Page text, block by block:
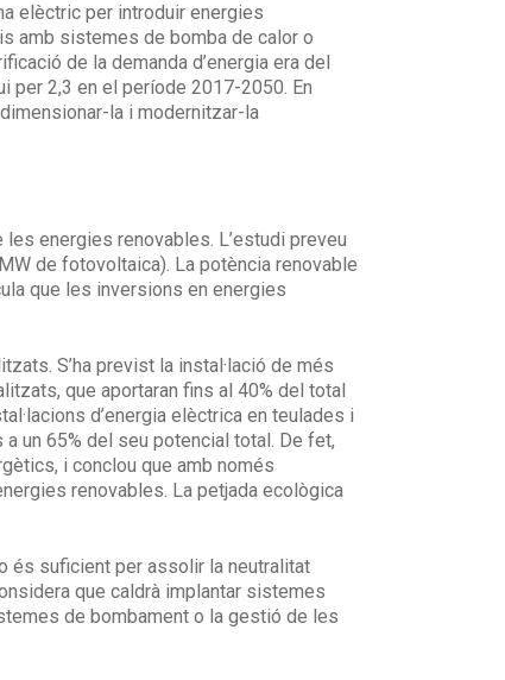
elèctric per introduir energies
amb sistemes de bomba de calor o
de la demanda d’energia era del
per 2,3 en el període 2017-2050. En
la i modernitzar-la
energies renovables. L’estudi preveu
de fotovoltaica). La potència renovable
que les inversions en energies
S’ha previst la instal·lació de més
que aportaran fins al 40% del total
d’energia elèctrica en teulades i
un 65% del seu potencial total. De fet,
i conclou que amb només
renovables. La petjada ecològica
és suficient per assolir la neutralitat
que caldrà implantar sistemes
de bombament o la gestió de les